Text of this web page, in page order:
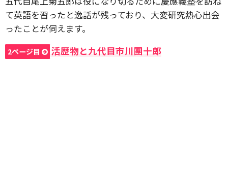
て英語を習ったと逸話が残っており、大変研究熱心出会
ったことが伺えます。
2ページ目 活歴物と九代目市川團十郎